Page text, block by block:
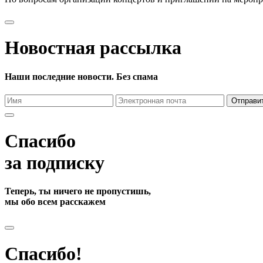
Новостная рассылка
Наши последние новости. Без спама
Спасибо
за подписку
Теперь, ты ничего не пропустишь,
мы обо всем расскажем
Спасибо!